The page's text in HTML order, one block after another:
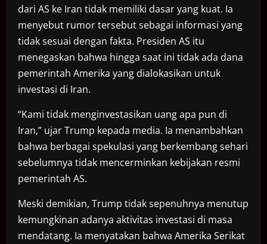
dari AS ke Iran tidak memiliki dasar yang kuat. Ia
menyebut rumor tersebut sebagai informasi yang
tidak sesuai dengan fakta. Presiden AS itu
menegaskan bahwa hingga saat ini tidak ada dana
pemerintah Amerika yang dialokasikan untuk
investasi di Iran.
“Kami tidak menginvestasikan uang apa pun di
Iran,” ujar Trump kepada media. Ia menambahkan
bahwa berbagai spekulasi yang berkembang sehari
sebelumnya tidak mencerminkan kebijakan resmi
pemerintah AS.
Meski demikian, Trump tidak sepenuhnya menutup
kemungkinan adanya aktivitas investasi di masa
mendatang. Ia menyatakan bahwa Amerika Serikat